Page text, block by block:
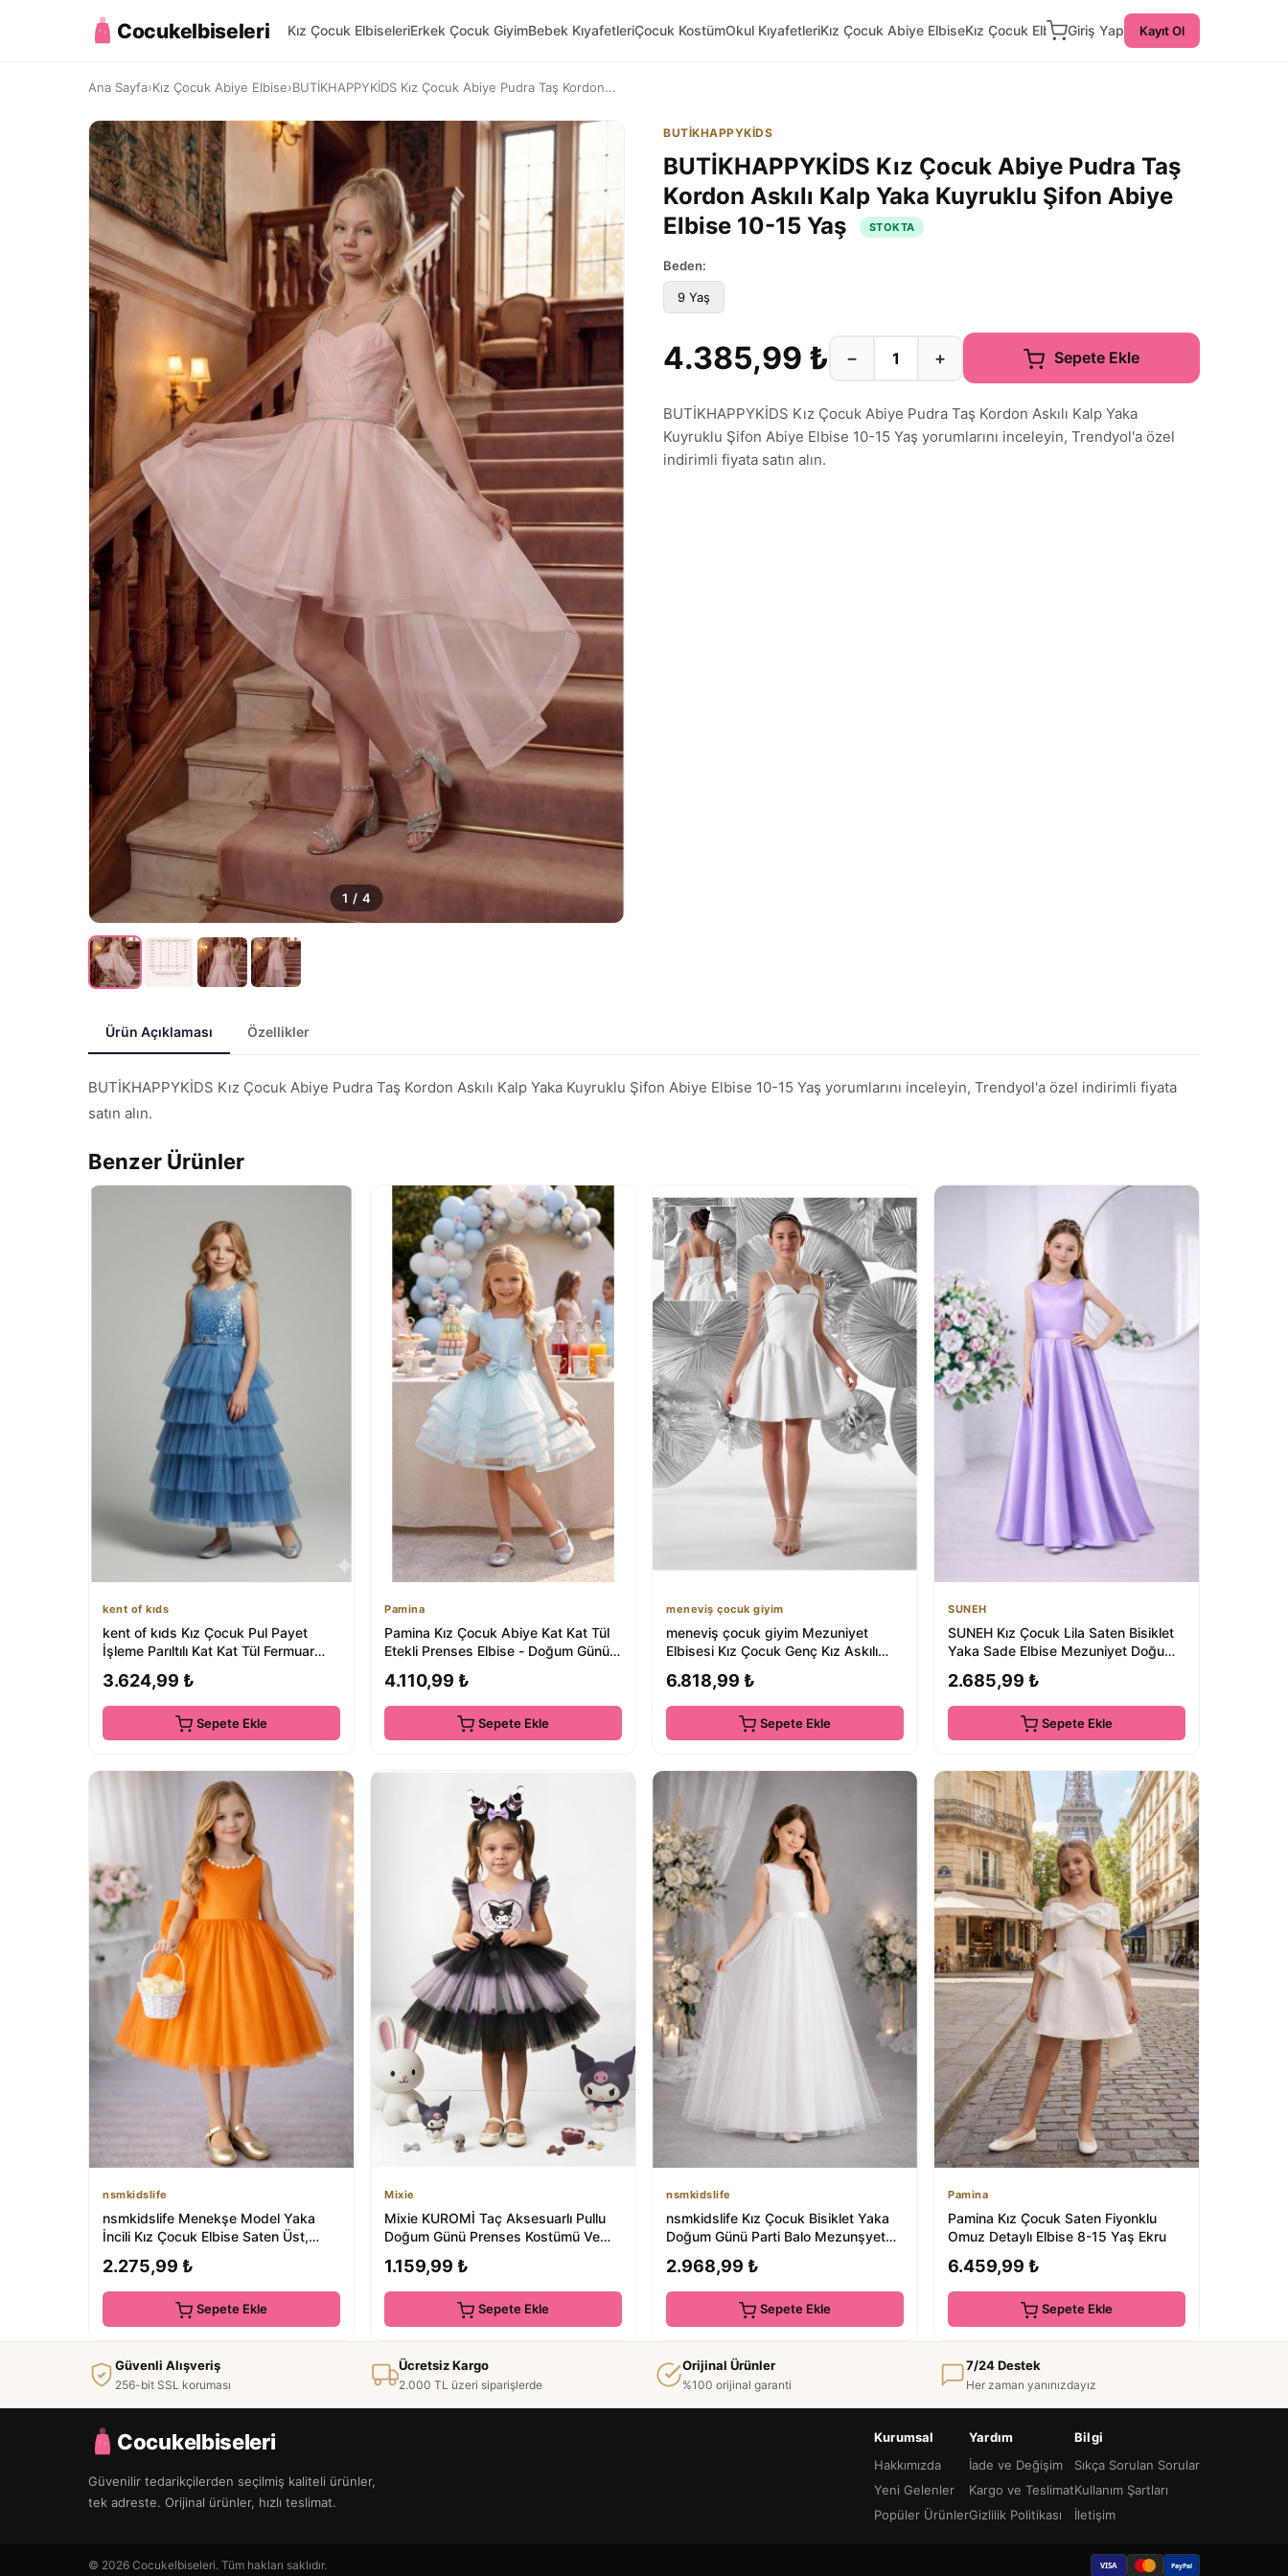
Cocukelbiseleri Kız Çocuk ElbiseleriErkek Çocuk GiyimBebek KıyafetleriÇocuk KostümOkul KıyafetleriKız Çocuk Abiye ElbiseKız Çocuk ElbiseGiriş Yap Kayıt Ol
Ana Sayfa›Kız Çocuk Abiye Elbise›BUTİKHAPPYKİDS Kız Çocuk Abiye Pudra Taş Kordon...
1 / 4
BUTİKHAPPYKİDS
BUTİKHAPPYKİDS Kız Çocuk Abiye Pudra Taş
Kordon Askılı Kalp Yaka Kuyruklu Şifon Abiye
Elbise 10-15 Yaş
STOKTA
Beden:
9 Yaş
4.385,99 ₺ − + Sepete Ekle
BUTİKHAPPYKİDS Kız Çocuk Abiye Pudra Taş Kordon Askılı Kalp Yaka
Kuyruklu Şifon Abiye Elbise 10-15 Yaş yorumlarını inceleyin, Trendyol'a özel
indirimli fiyata satın alın.
Ürün Açıklaması Özellikler
BUTİKHAPPYKİDS Kız Çocuk Abiye Pudra Taş Kordon Askılı Kalp Yaka Kuyruklu Şifon Abiye Elbise 10-15 Yaş yorumlarını inceleyin, Trendyol'a özel indirimli fiyata
satın alın.
Benzer Ürünler
kent of kıds
kent of kıds Kız Çocuk Pul Payet
İşleme Parıltılı Kat Kat Tül Fermuar
3.624,99 ₺
Sepete Ekle
Pamina
Pamina Kız Çocuk Abiye Kat Kat Tül
Etekli Prenses Elbise - Doğum Günü,
4.110,99 ₺
Sepete Ekle
meneviş çocuk giyim
meneviş çocuk giyim Mezuniyet
Elbisesi Kız Çocuk Genç Kız Askılı
6.818,99 ₺
Sepete Ekle
SUNEH
SUNEH Kız Çocuk Lila Saten Bisiklet
Yaka Sade Elbise Mezuniyet Doğum
2.685,99 ₺
Sepete Ekle
nsmkidslife
nsmkidslife Menekşe Model Yaka
İncili Kız Çocuk Elbise Saten Üst,
Kabarık Hay...
2.275,99 ₺
Sepete Ekle
Mixie
Mixie KUROMİ Taç Aksesuarlı Pullu
Doğum Günü Prenses Kostümü Ve
Elbisesi abiye
1.159,99 ₺
Sepete Ekle
nsmkidslife
nsmkidslife Kız Çocuk Bisiklet Yaka
Doğum Günü Parti Balo Mezunşyet
Uzun Elbise
2.968,99 ₺
Sepete Ekle
Pamina
Pamina Kız Çocuk Saten Fiyonklu
Omuz Detaylı Elbise 8-15 Yaş Ekru
6.459,99 ₺
Sepete Ekle
Güvenli Alışveriş
256-bit SSL koruması
Ücretsiz Kargo
2.000 TL üzeri siparişlerde
Orijinal Ürünler
%100 orijinal garanti
7/24 Destek
Her zaman yanınızdayız
Cocukelbiseleri
Güvenilir tedarikçilerden seçilmiş kaliteli ürünler,
tek adreste. Orijinal ürünler, hızlı teslimat.
Kurumsal
Hakkımızda
Yeni Gelenler
Popüler Ürünler
Yardım
İade ve Değişim
Kargo ve Teslimat
Gizlilik Politikası
Bilgi
Sıkça Sorulan Sorular
Kullanım Şartları
İletişim
© 2026 Cocukelbiseleri. Tüm hakları saklıdır. VISA PayPal